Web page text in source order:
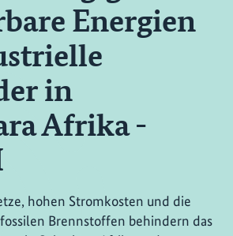
Energien
in
Afrika -
hohen Stromkosten und die
Brennstoffen behindern das